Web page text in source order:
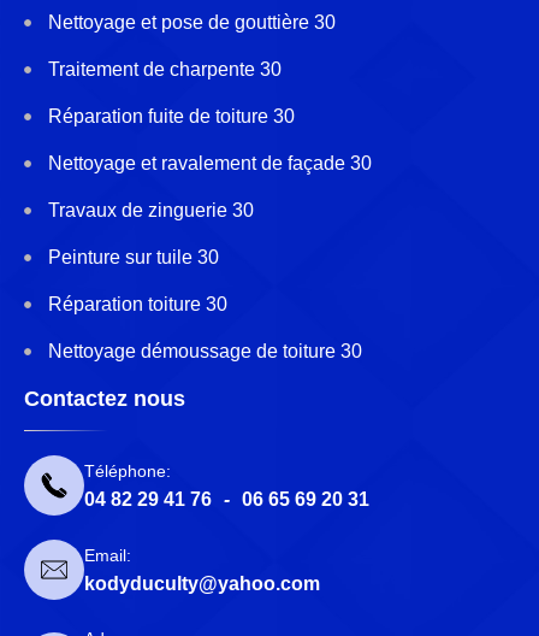
Nettoyage et pose de gouttière 30
Traitement de charpente 30
Réparation fuite de toiture 30
Nettoyage et ravalement de façade 30
Travaux de zinguerie 30
Peinture sur tuile 30
Réparation toiture 30
Nettoyage démoussage de toiture 30
Contactez nous
Téléphone:
04 82 29 41 76 - 06 65 69 20 31
Email:
kodyduculty@yahoo.com